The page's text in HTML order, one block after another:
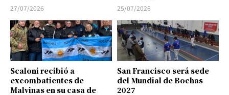
27/07/2026 25/07/2026
Scaloni recibió a
excombatientes de
Malvinas en su casa de
San Francisco será sede
del Mundial de Bochas
2027